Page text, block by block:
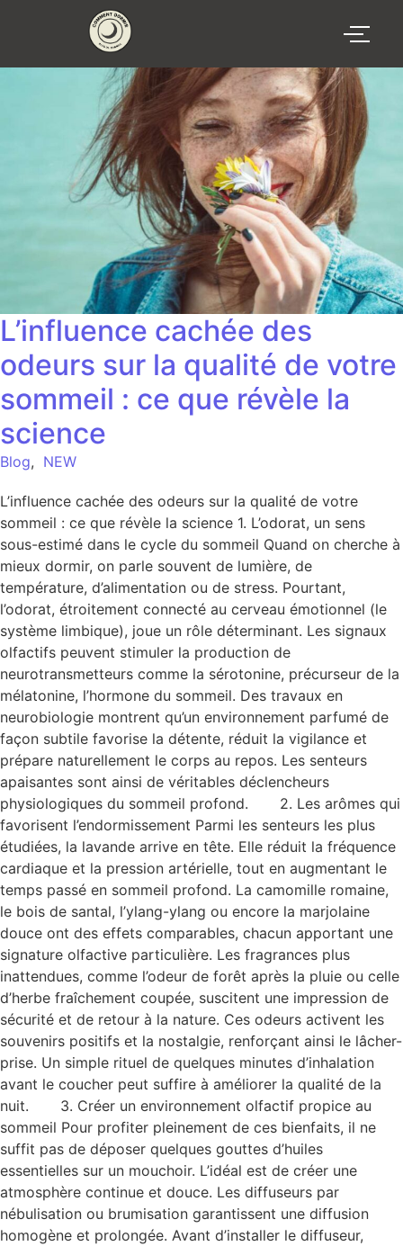
L’influence cachée des
odeurs sur la qualité de votre
sommeil : ce que révèle la
science
Blog, NEW
L’influence cachée des odeurs sur la qualité de votre
sommeil : ce que révèle la science 1. L’odorat, un sens
sous-estimé dans le cycle du sommeil Quand on cherche à
mieux dormir, on parle souvent de lumière, de
température, d’alimentation ou de stress. Pourtant,
l’odorat, étroitement connecté au cerveau émotionnel (le
système limbique), joue un rôle déterminant. Les signaux
olfactifs peuvent stimuler la production de
neurotransmetteurs comme la sérotonine, précurseur de la
mélatonine, l’hormone du sommeil. Des travaux en
neurobiologie montrent qu’un environnement parfumé de
façon subtile favorise la détente, réduit la vigilance et
prépare naturellement le corps au repos. Les senteurs
apaisantes sont ainsi de véritables déclencheurs
physiologiques du sommeil profond. 2. Les arômes qui
favorisent l’endormissement Parmi les senteurs les plus
étudiées, la lavande arrive en tête. Elle réduit la fréquence
cardiaque et la pression artérielle, tout en augmentant le
temps passé en sommeil profond. La camomille romaine,
le bois de santal, l’ylang-ylang ou encore la marjolaine
douce ont des effets comparables, chacun apportant une
signature olfactive particulière. Les fragrances plus
inattendues, comme l’odeur de forêt après la pluie ou celle
d’herbe fraîchement coupée, suscitent une impression de
sécurité et de retour à la nature. Ces odeurs activent les
souvenirs positifs et la nostalgie, renforçant ainsi le lâcher-
prise. Un simple rituel de quelques minutes d’inhalation
avant le coucher peut suffire à améliorer la qualité de la
nuit. 3. Créer un environnement olfactif propice au
sommeil Pour profiter pleinement de ces bienfaits, il ne
suffit pas de déposer quelques gouttes d’huiles
essentielles sur un mouchoir. L’idéal est de créer une
atmosphère continue et douce. Les diffuseurs par
nébulisation ou brumisation garantissent une diffusion
homogène et prolongée. Avant d’installer le diffuseur,